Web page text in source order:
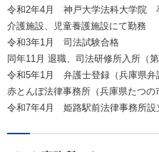
令和2年4月 神戸大学法科大学院
介護施設、児童養護施設にて勤務
令和3年1月 司法試験合格
同年11月 退職、司法研修所入所（第
令和5年1月 弁護士登録（兵庫県弁
赤とんぼ法律事務所（兵庫県たつの
令和7年4月 姫路駅前法律事務所設